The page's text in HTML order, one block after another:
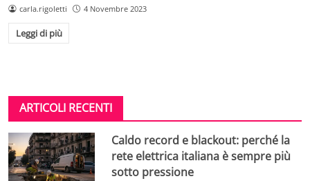
carla.rigoletti 4 Novembre 2023
Leggi di più
ARTICOLI RECENTI
Caldo record e blackout: perché la
rete elettrica italiana è sempre più
sotto pressione